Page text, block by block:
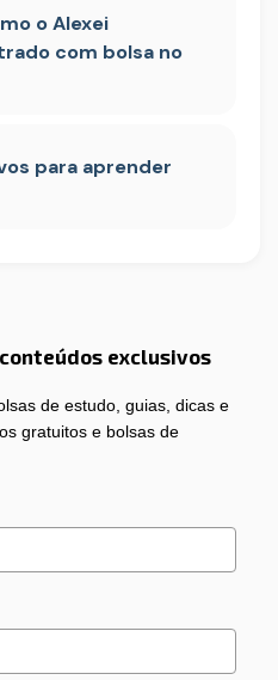
o Alexei
com bolsa no
para aprender
exclusivos
de estudo, guias, dicas e
gratuitos e bolsas de